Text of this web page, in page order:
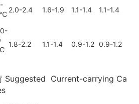
-
2.0-2.4 1.6-1.9 1.1-1.4 1.1-1.4
1.8-2.2 1.1-1.4 0.9-1.2 0.9-1.2
Suggested Current-carrying Ca